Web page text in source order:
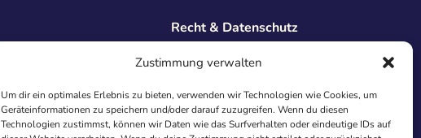
Zustimmung verwalten
Um dir ein optimales Erlebnis zu bieten, verwenden wir Technologien wie Cookies, um
Geräteinformationen zu speichern und/oder darauf zuzugreifen. Wenn du diesen
Technologien zustimmst, können wir Daten wie das Surfverhalten oder eindeutige IDs auf
Recht & Datenschutz
Datenschutz
AGB
Cookies